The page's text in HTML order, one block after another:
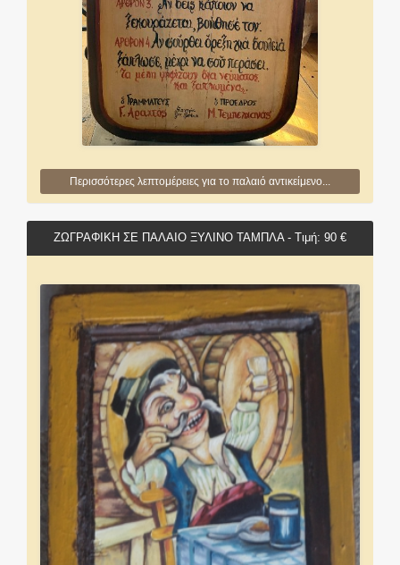
Περισσότερες λεπτομέρειες για το παλαιό αντικείμενο...
ΖΩΓΡΑΦΙΚΗ ΣΕ ΠΑΛΑΙΟ ΞΥΛΙΝΟ ΤΑΜΠΛΑ - Τιμή: 90 €